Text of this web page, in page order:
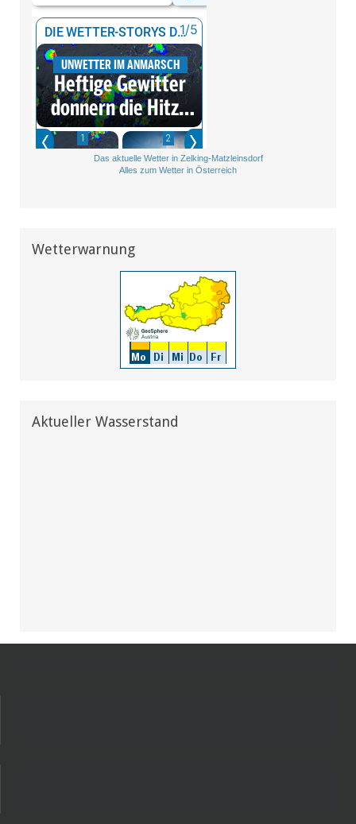
Das aktuelle Wetter in Zelking-Matzleinsdorf
Alles zum Wetter in Österreich
Wetterwarnung
Aktueller Wasserstand